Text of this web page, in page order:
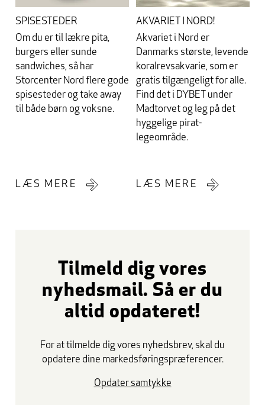
SPISESTEDER
Om du er til lækre pita,
burgers eller sunde
sandwiches, så har
Storcenter Nord flere gode
spisesteder og take away
til både børn og voksne.
LÆS MERE
AKVARIET I NORD!
Akvariet i Nord er
Danmarks største, levende
koralrevsakvarie, som er
gratis tilgængeligt for alle.
Find det i DYBET under
Madtorvet og leg på det
hyggelige pirat-
legeområde.
LÆS MERE
Tilmeld dig vores
nyhedsmail. Så er du
altid opdateret!
For at tilmelde dig vores nyhedsbrev, skal du
opdatere dine markedsføringspræferencer.
Opdater samtykke